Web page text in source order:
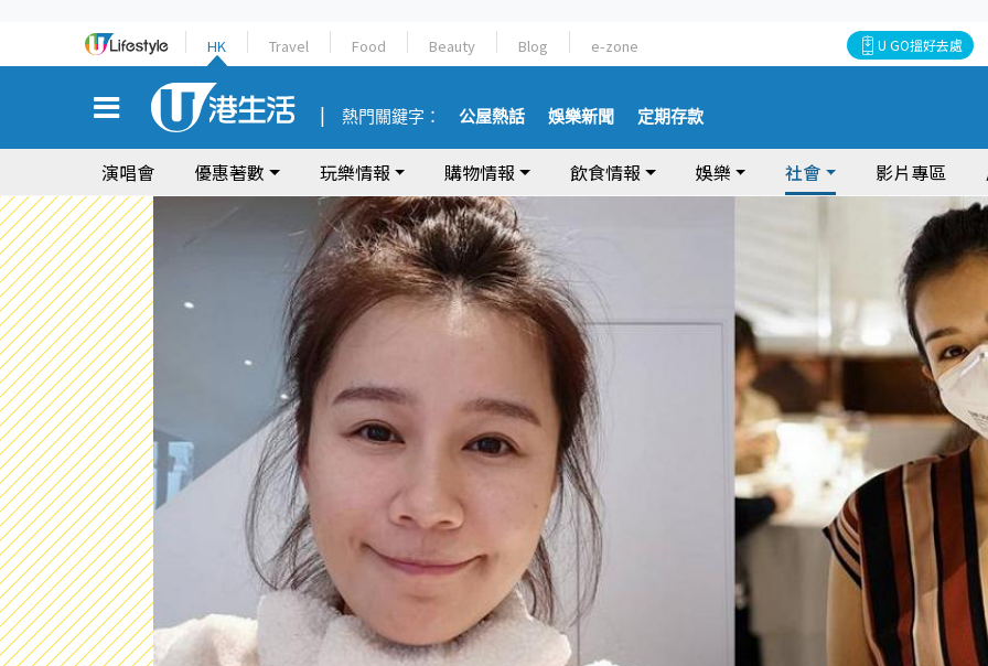
HK Travel Food Beauty Blog e-zone U GO搵好去處
熱門關鍵字： 公屋熱話 娛樂新聞 定期存款
演唱會 優惠著數 玩樂情報 購物情報 飲食情報 娛樂 社會 影片專區